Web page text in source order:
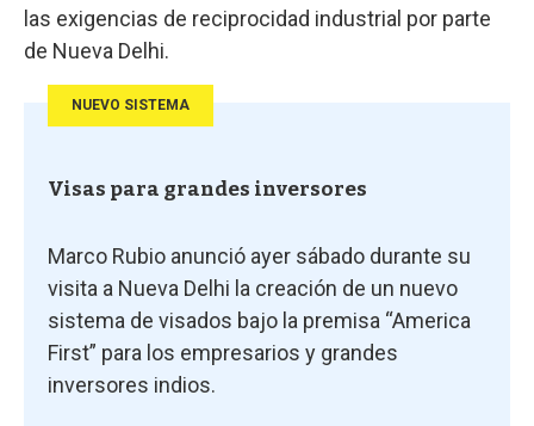
las exigencias de reciprocidad industrial por parte
de Nueva Delhi.
NUEVO SISTEMA
Visas para grandes inversores
Marco Rubio anunció ayer sábado durante su
visita a Nueva Delhi la creación de un nuevo
sistema de visados bajo la premisa “America
First” para los empresarios y grandes
inversores indios.